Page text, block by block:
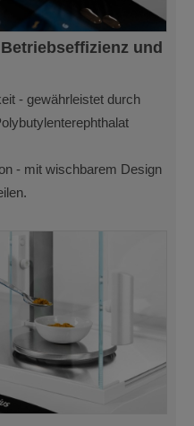
und
- gewährleistet durch
- mit wischbarem Design